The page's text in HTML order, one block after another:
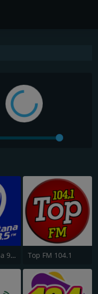
Metropolitana 98.5 FM Top FM 104.1